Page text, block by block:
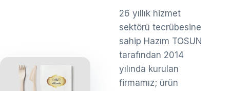
26 yıllık hizmet
sektörü tecrübesine
sahip Hazım TOSUN
tarafından 2014
yılında kurulan
firmamız; ürün